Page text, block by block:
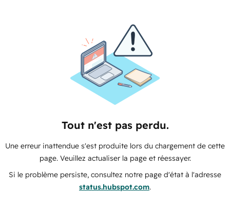
Tout n'est pas perdu.
Une erreur inattendue s'est produite lors du chargement de cette
page. Veuillez actualiser la page et réessayer.
Si le problème persiste, consultez notre page d'état à l'adresse
status.hubspot.com.